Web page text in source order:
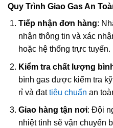
Quy Trình Giao Gas An
Tiếp nhận đơn hàng:
nhận thông tin và xác
hoặc hệ thống trực tuyến.
Kiểm tra chất lượng
bình gas được kiểm tra
rỉ và đạttiêu chuẩn an
Giao hàng tận nơi: Đội
nhiệt tình sẽ vận chuyển